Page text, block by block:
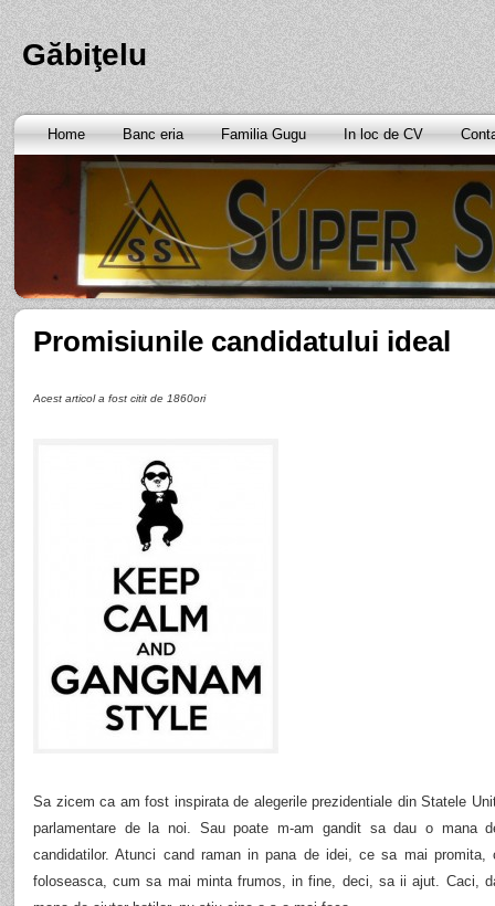
Găbiţelu
Home Banc eria Familia Gugu In loc de CV
Promisiunile candidatului ideal
Acest articol a fost citit de 1860ori
Sa zicem ca am fost inspirata de alegerile prezidentiale din Statele
parlamentare de la noi. Sau poate m-am gandit sa dau o mana
candidatilor. Atunci cand raman in pana de idei, ce sa mai promita,
foloseasca, cum sa mai minta frumos, in fine, deci, sa ii ajut. Caci,